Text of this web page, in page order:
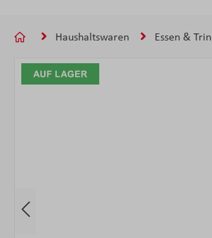
Haushaltswaren Essen &
Bildergalerie überspringen